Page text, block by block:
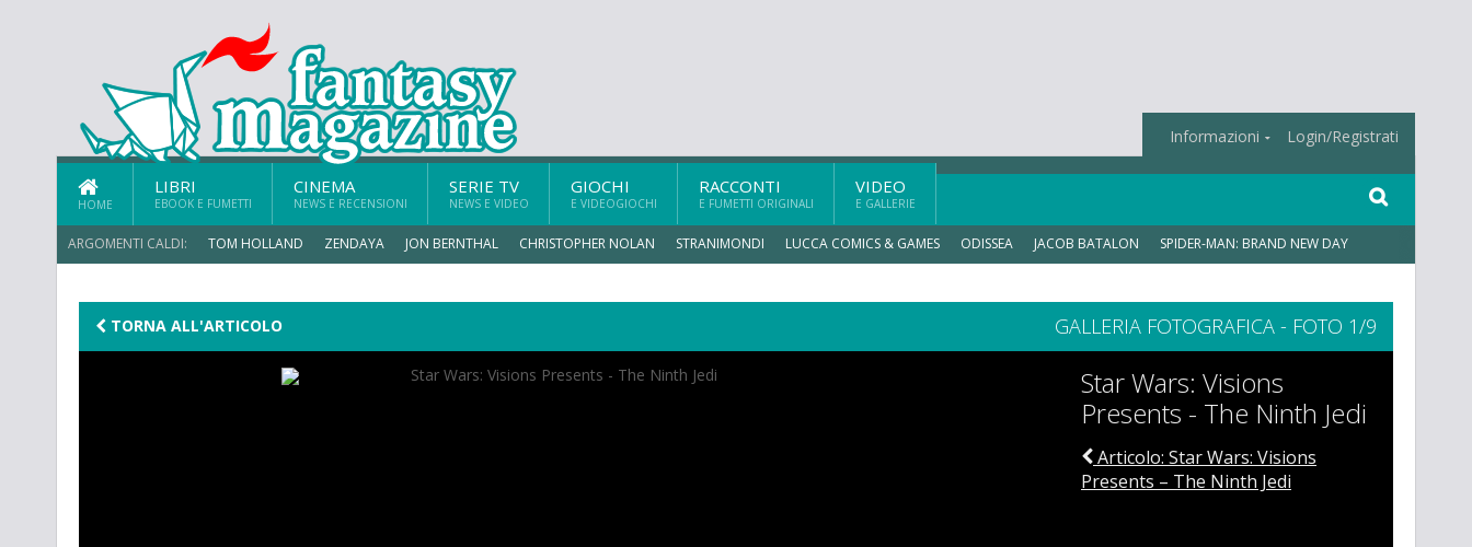
Informazioni Login/Registrati
HOME
LIBRI
EBOOK E FUMETTI
CINEMA
NEWS E RECENSIONI
SERIE TV
NEWS E VIDEO
GIOCHI
E VIDEOGIOCHI
RACCONTI
E FUMETTI ORIGINALI
VIDEO
E GALLERIE
ARGOMENTI CALDI: TOM HOLLAND ZENDAYA JON BERNTHAL CHRISTOPHER NOLAN STRANIMONDI LUCCA COMICS & GAMES ODISSEA JACOB BATALON SPIDER-MAN: BRAND NEW DAY
GALLERIA FOTOGRAFICA - FOTO 1/9
TORNA ALL'ARTICOLO
Star Wars: Visions
Presents - The Ninth Jedi
Articolo: Star Wars: Visions
Presents – The Ninth Jedi